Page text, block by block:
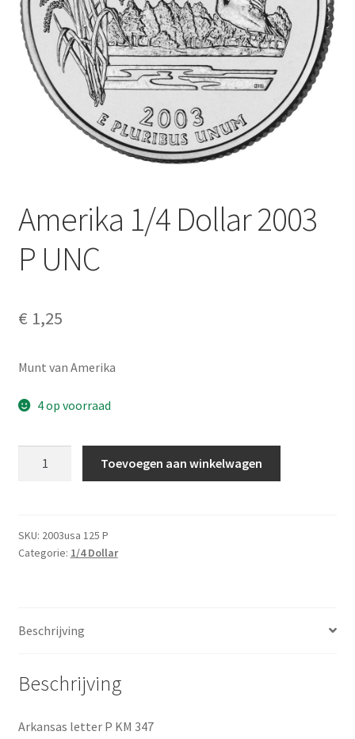
Alg. voorw.
Privacybeleid PMH Enibas
Amerika 1/4 Dollar 2003
P UNC
€ 1,25
Munt van Amerika
4 op voorraad
P
UNC
Toevoegen aan winkelwagen
SKU: 2003usa 125 P
Categorie: 1/4 Dollar
Beschrijving
Beschrijving
Arkansas letter P KM 347